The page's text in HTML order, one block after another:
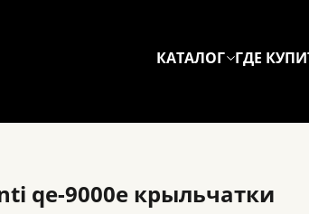
КАТАЛОГ ГДЕ
qe-9000e крыльчатки